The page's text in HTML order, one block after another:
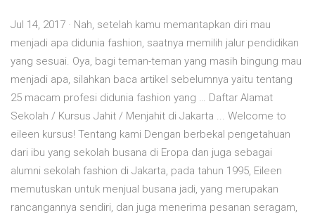
Jul 14, 2017 · Nah, setelah kamu memantapkan diri mau
menjadi apa didunia fashion, saatnya memilih jalur pendidikan
yang sesuai. Oya, bagi teman-teman yang masih bingung mau
menjadi apa, silahkan baca artikel sebelumnya yaitu tentang
25 macam profesi didunia fashion yang … Daftar Alamat
Sekolah / Kursus Jahit / Menjahit di Jakarta ... Welcome to
eileen kursus! Tentang kami Dengan berbekal pengetahuan
dari ibu yang sekolah busana di Eropa dan juga sebagai
alumni sekolah fashion di Jakarta, pada tahun 1995, Eileen
memutuskan untuk menjual busana jadi, yang merupakan
rancangannya sendiri, dan juga menerima pesanan seragam,